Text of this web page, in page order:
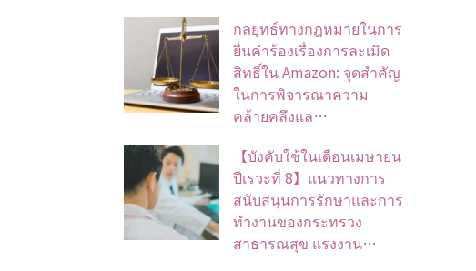
กลยุทธ์ทางกฎหมายในการ
ยื่นคำร้องเรื่องการละเมิด
สิทธิ์ใน Amazon: จุดสำคัญ
ในการพิจารณาความ
คล้ายคลึงแล…
【บังคับใช้ในเดือนเมษายน
ปีเรวะที่ 8】แนวทางการ
สนับสนุนการรักษาและการ
ทำงานของกระทรวง
สาธารณสุข แรงงาน…